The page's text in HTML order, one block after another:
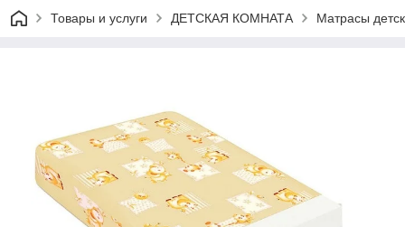
Товары и услуги ДЕТСКАЯ КОМНАТА Матрасы